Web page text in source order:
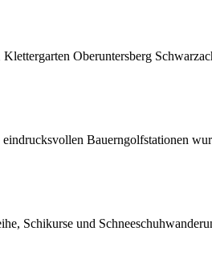
Oberuntersberg
Bauerngolfstationen
Schikurse und